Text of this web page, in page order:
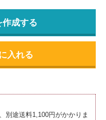
作成する
入れる
別途送料1,100円がかかりま